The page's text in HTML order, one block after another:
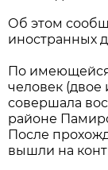
Об этом
иностранных
По
человек
совершала
районе
После
вышли на